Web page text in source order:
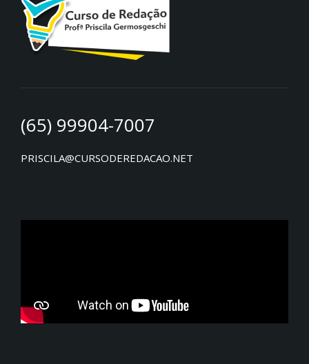
(65) 99904-7007
PRISCILA@CURSODEREDACAO.NET